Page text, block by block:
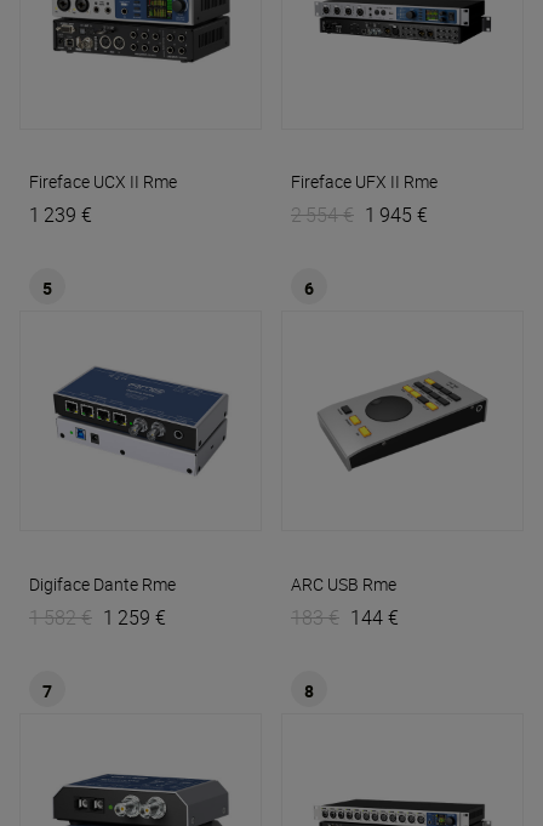
Fireface UCX II Rme
1 239 €
Fireface UFX II Rme
2 554 € 1 945 €
5
Digiface Dante Rme
1 582 € 1 259 €
6
ARC USB Rme
183 € 144 €
7 8